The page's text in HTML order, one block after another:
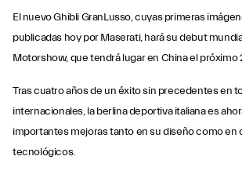
El nuevo Ghibli GranLusso, cuyas primeras
publicadas hoy por Maserati, hará su debut
Motorshow, que tendrá lugar en China el próximo
Tras cuatro años de un éxito sin precedentes en
internacionales, la berlina deportiva italiana es
importantes mejoras tanto en su diseño como en
tecnológicos.